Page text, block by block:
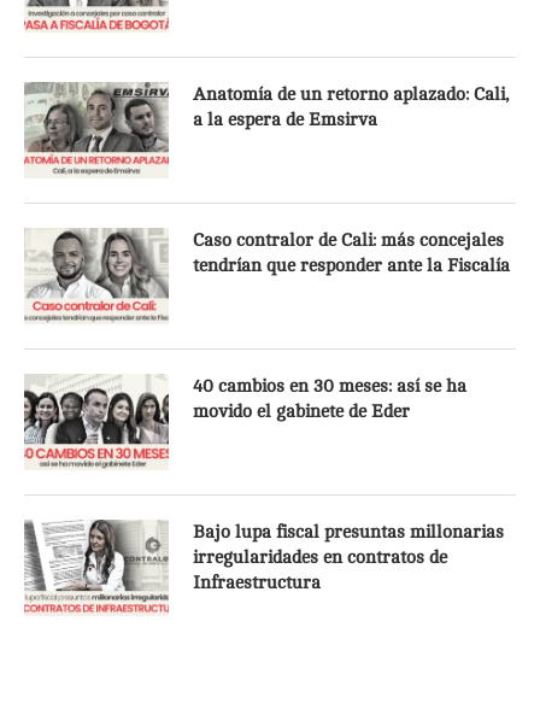
Anatomía de un retorno aplazado: Cali,
a la espera de Emsirva
Caso contralor de Cali: más concejales
tendrían que responder ante la Fiscalía
40 cambios en 30 meses: así se ha
movido el gabinete de Eder
Bajo lupa fiscal presuntas millonarias
irregularidades en contratos de
Infraestructura